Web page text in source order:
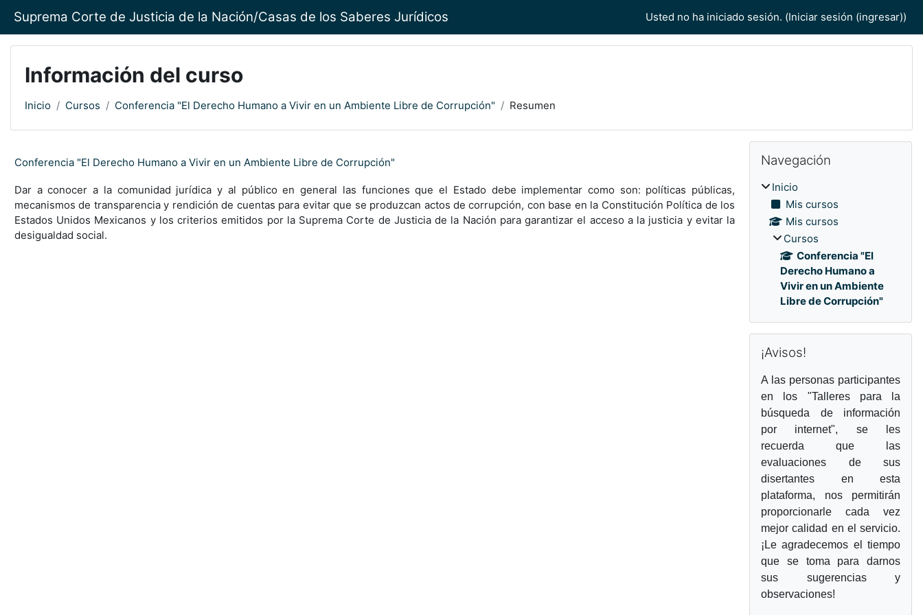
Suprema Corte de Justicia de la Nación/Casas de los Saberes Jurídicos Usted no ha iniciado sesión. (Iniciar sesión (ingresar))
Información del curso
Inicio Cursos Conferencia "El Derecho Humano a Vivir en un Ambiente Libre de Corrupción" Resumen
Conferencia "El Derecho Humano a Vivir en un Ambiente Libre de Corrupción"
Dar a conocer a la comunidad jurídica y al público en general las funciones que el Estado debe implementar como son: políticas públicas,
mecanismos de transparencia y rendición de cuentas para evitar que se produzcan actos de corrupción, con base en la Constitución Política de los
Estados Unidos Mexicanos y los criterios emitidos por la Suprema Corte de Justicia de la Nación para garantizar el acceso a la justicia y evitar la
desigualdad social.
Bloques
Bloques
Navegación
Inicio
Mis cursos
Mis cursos
Cursos
Conferencia "El
Derecho Humano a
Vivir en un Ambiente
Libre de Corrupción"
¡Avisos!
A las personas participantes
en los "Talleres para la
búsqueda de información
por internet", se les
recuerda que las
evaluaciones de sus
disertantes en esta
plataforma, nos permitirán
proporcionarle cada vez
mejor calidad en el servicio.
¡Le agradecemos el tiempo
que se toma para darnos
sus sugerencias y
observaciones!